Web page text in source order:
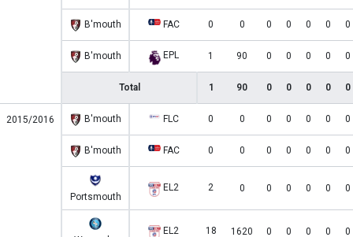
B'mouth FAC 0 0 0 0 0 0 0
B'mouth EPL 1 90 0 0 0 0 0
Total 1 90 0 0 0 0 0
2015/2016 B'mouth FLC 0 0 0 0 0 0 0
B'mouth FAC 0 0 0 0 0 0 0
Portsmouth
EL2 2 0 0 0 0 0 0
EL2 18 1620 0 0 0 0 0